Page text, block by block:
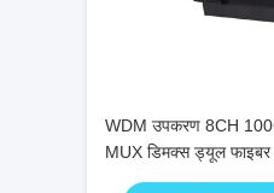
WDM उपकरण 8CH
MUX डिमक्स ड्यूल फाइबर
बैंड ABS बॉक्स